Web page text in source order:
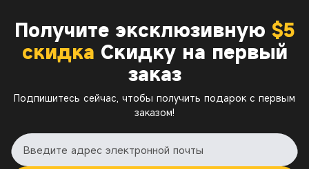
Получите эксклюзивную $5
скидка Скидку на первый
заказ
Подпишитесь сейчас, чтобы получить подарок с первым
заказом!